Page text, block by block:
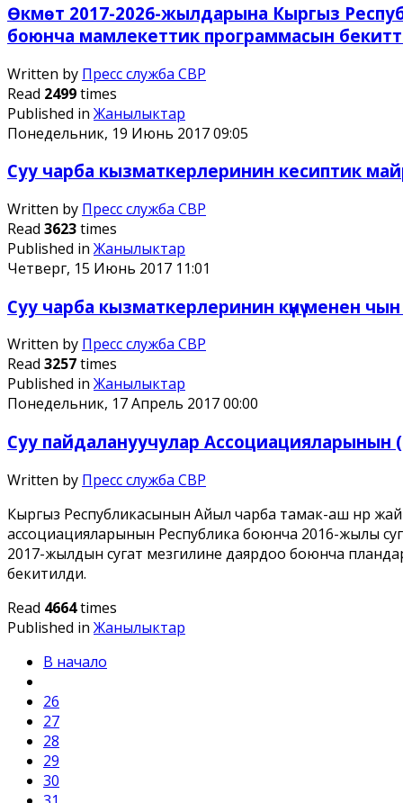
Өкмөт 2017-2026-жылдарына Кыргыз
боюнча мамлекеттик программасын
Written by Пресс служба СВР
Read 2499times
Published in Жанылыктар
Понедельник, 19 Июнь 2017 09:05
Суу чарба кызматкерлеринин кесиптик
Written by Пресс служба СВР
Read 3623times
Published in Жанылыктар
Четверг, 15 Июнь 2017 11:01
Суу чарба кызматкерлеринин күнү менен
Written by Пресс служба СВР
Read 3257times
Published in Жанылыктар
Понедельник, 17 Апрель 2017 00:00
Суу пайдалануучулар Ассоциацияларынын
Written by Пресс служба СВР
Кыргыз Республикасынын Айыл чарба тамак-аш ѳнѳр
ассоциацияларынын Республика боюнча 2016-жылы
2017-жылдын сугат мезгилине даярдоо боюнча
бекитилди.
Read 4664times
Published in Жанылыктар
В начало
26
27
28
29
30